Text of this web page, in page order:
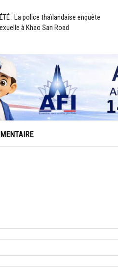
: La police thaïlandaise enquête
à Khao San Road